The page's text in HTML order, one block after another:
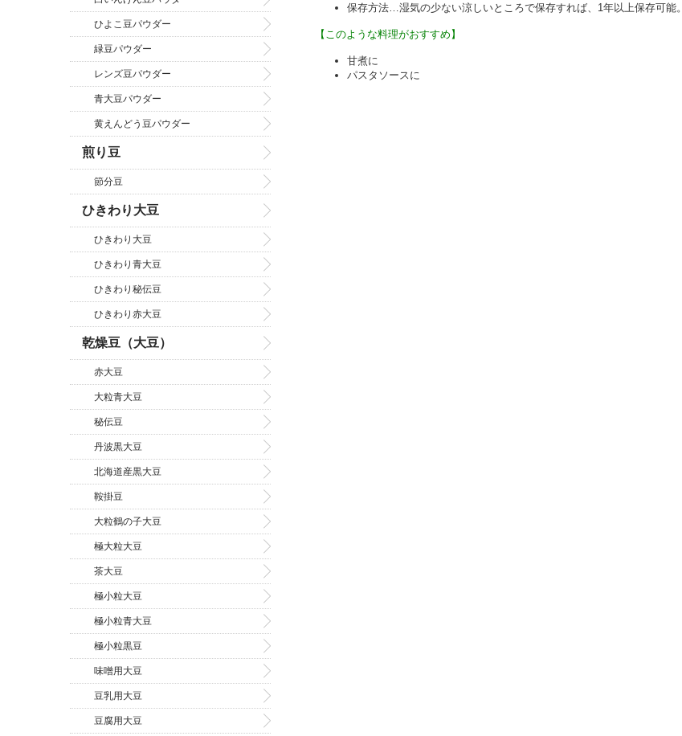
保存方法…湿気の少ない涼しいところで保存すれば、1年以上保存可能。
【このような料理がおすすめ】
甘煮に
パスタソースに
ひよこ豆パウダー
緑豆パウダー
レンズ豆パウダー
青大豆パウダー
黄えんどう豆パウダー
煎り豆
節分豆
ひきわり大豆
ひきわり大豆
ひきわり青大豆
ひきわり秘伝豆
ひきわり赤大豆
乾燥豆（大豆）
赤大豆
大粒青大豆
秘伝豆
丹波黒大豆
北海道産黒大豆
鞍掛豆
大粒鶴の子大豆
極大粒大豆
茶大豆
極小粒大豆
極小粒青大豆
極小粒黒豆
味噌用大豆
豆乳用大豆
豆腐用大豆